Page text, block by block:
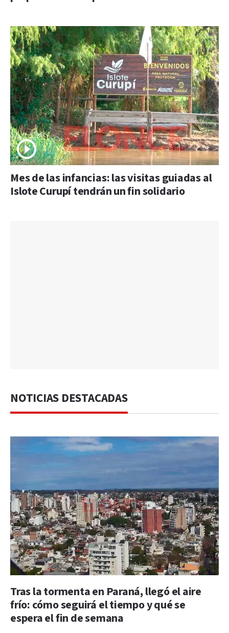
Mes de las infancias: las visitas guiadas al
Islote Curupí tendrán un fin solidario
NOTICIAS DESTACADAS
Tras la tormenta en Paraná, llegó el aire
frío: cómo seguirá el tiempo y qué se
espera el fin de semana